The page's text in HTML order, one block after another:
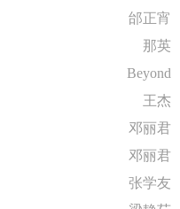
邰正宵
那英
Beyond
王杰
邓丽君
邓丽君
张学友